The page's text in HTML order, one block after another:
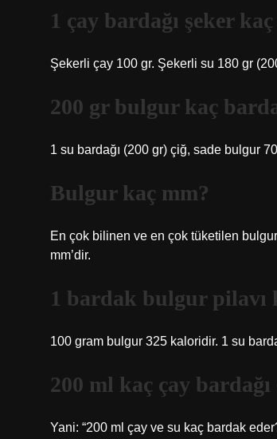
1 çay bardağı şeker
Şekerli çay 100 gr. Şekerli su 180 gr
200 gr bulgur kaç
1 su bardağı (200 gr) çiğ, sade bulgur
Bulgur kaç mm?
En çok bilinen ve en çok tüketilen
mm’dir.
1 bardak bulgur pilavı
100 gram bulgur 325 kaloridir. 1 su
200 ml kaç çay bardağı
Yani: “200 ml çay ve su kaç bardak